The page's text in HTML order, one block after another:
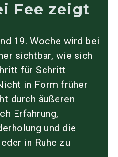
Fee zeigt
19. Woche wird bei
sichtbar, wie sich
für Schritt
in Form früher
durch äußeren
Erfahrung,
und die
in Ruhe zu